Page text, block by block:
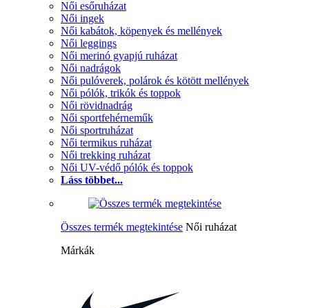
Női esőruházat
Női ingek
Női kabátok, köpenyek és mellények
Női leggings
Női merinó gyapjú ruházat
Női nadrágok
Női pulóverek, polárok és kötött mellények
Női pólók, trikók és toppok
Női rövidnadrág
Női sportfehérneműk
Női sportruházat
Női termikus ruházat
Női trekking ruházat
Női UV-védő pólók és toppok
Láss többet...
Összes termék megtekintése Női ruházat
Márkák